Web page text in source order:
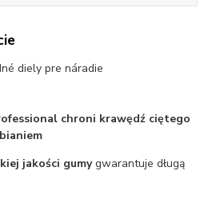
diely pre náradie
chroni krawędź ciętego
jakości gumygwarantuje długą